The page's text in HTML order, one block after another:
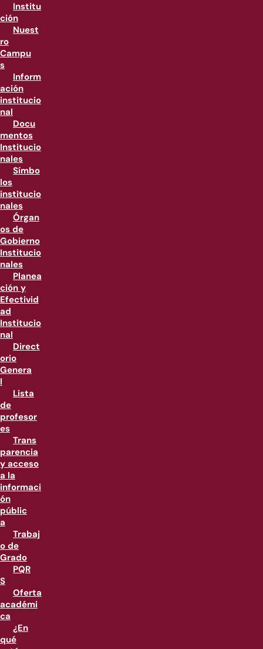
Institu
ción
Nuest
ro
Campu
s
Inform
ación
institucio
nal
Docu
mentos
Institucio
nales
Símbo
los
institucio
nales
Órgan
os de
Gobierno
Institucio
nales
Planea
ción y
Efectivid
ad
Institucio
nal
Direct
orio
Genera
l
Lista
de
profesor
es
Trans
parencia
y acceso
a la
informaci
ón
públic
a
Trabaj
o de
Grado
PQR
S
Oferta
académi
ca
¿En
qué